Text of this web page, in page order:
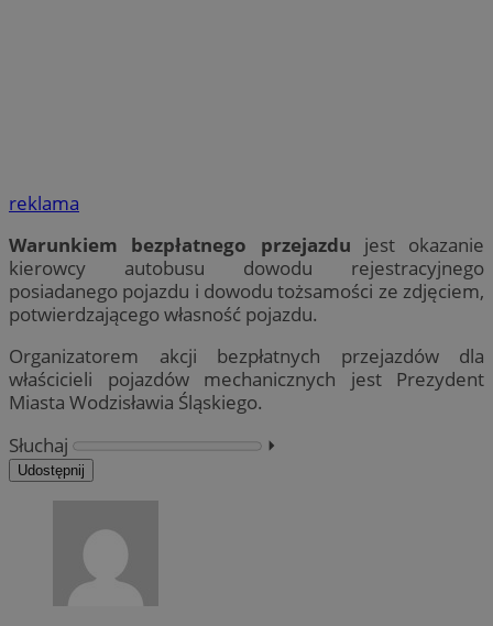
reklama
Warunkiem bezpłatnego przejazdu jest okazanie
kierowcy autobusu dowodu rejestracyjnego
posiadanego pojazdu i dowodu tożsamości ze zdjęciem,
potwierdzającego własność pojazdu.
Organizatorem akcji bezpłatnych przejazdów dla
właścicieli pojazdów mechanicznych jest Prezydent
Miasta Wodzisławia Śląskiego.
Słuchaj
⏵︎
Udostępnij